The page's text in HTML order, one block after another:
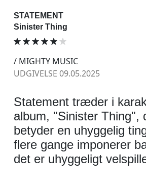
STATEMENT
Sinister Thing
/ MIGHTY MUSIC
UDGIVELSE 09.05.2025
Statement træder i
album, "Sinister Thing",
betyder en uhyggelig
flere gange imponerer
det er uhyggeligt